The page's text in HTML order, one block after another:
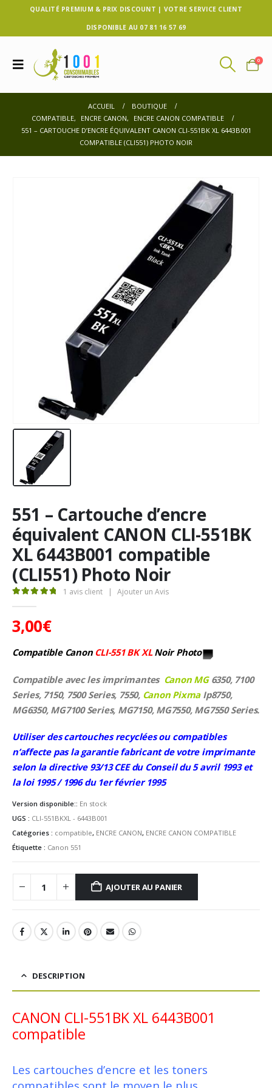
QUALITÉ PREMIUM & PRIX DISCOUNT | VOTRE SERVICE CLIENT
DISPONIBLE AU 07 81 16 57 69
0
ACCUEIL
BOUTIQUE
COMPATIBLE, ENCRE CANON,
ENCRE CANON COMPATIBLE
551 – CARTOUCHE D’ENCRE ÉQUIVALENT CANON CLI-551BK XL 6443B001
COMPATIBLE (CLI551) PHOTO NOIR
551 – Cartouche d’encre
équivalent CANON CLI-551BK
XL 6443B001 compatible
(CLI551) Photo Noir
1 avis client Ajouter un Avis
3,00€
Compatible CanonCLI-551 BK XLNoir Photo
Compatible avec les imprimantes Canon MG6350, 7100
Series, 7150, 7500 Series, 7550,Canon PixmaIp8750,
MG6350, MG7100 Series, MG7150, MG7550, MG7550 Series.
Utiliser des cartouches recyclées ou compatibles
n’affecte pas la garantie fabricant de votre imprimante
selon la directive 93/13 CEE du Conseil du 5 avril 1993 et
la loi 1995 / 1996 du 1er février 1995
Version disponible:: En stock
UGS : CLI-551BKXL - 6443B001
Catégories : compatible, ENCRE CANON, ENCRE CANON COMPATIBLE
Étiquette : Canon 551
AJOUTER AU PANIER
DESCRIPTION
CANON CLI-551BK XL 6443B001
compatible
Les cartouches d’encre et les toners